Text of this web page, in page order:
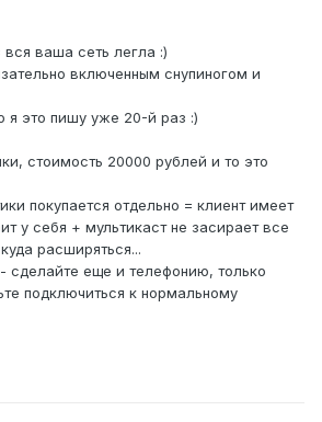
вся ваша сеть легла :)
включенным снупиногом и
я это пишу уже 20-й раз :)
стоимость 20000 рублей и то это
покупается отдельно = клиент имеет
у себя + мультикаст не засирает все
расширяться...
сделайте еще и телефонию, только
подключиться к нормальному